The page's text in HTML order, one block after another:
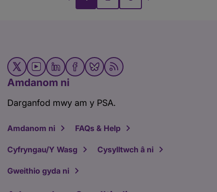
Amdanom ni
Darganfod mwy am y PSA.
Amdanom ni FAQs & Help
Cyfryngau/Y Wasg Cysylltwch â ni
Gweithio gyda ni